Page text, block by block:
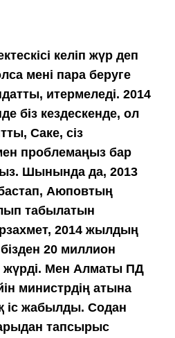
келіп жүр деп
мені пара беруге
итермеледі. 2014
біз кездескенде, ол
Саке, сіз
проблемаңыз бар
Шынында да, 2013
Аюповтың
табылатын
2014 жылдың
20 миллион
жүрді. Мен Алматы ПД
министрдің атына
іс жабылды. Содан
тапсырыс